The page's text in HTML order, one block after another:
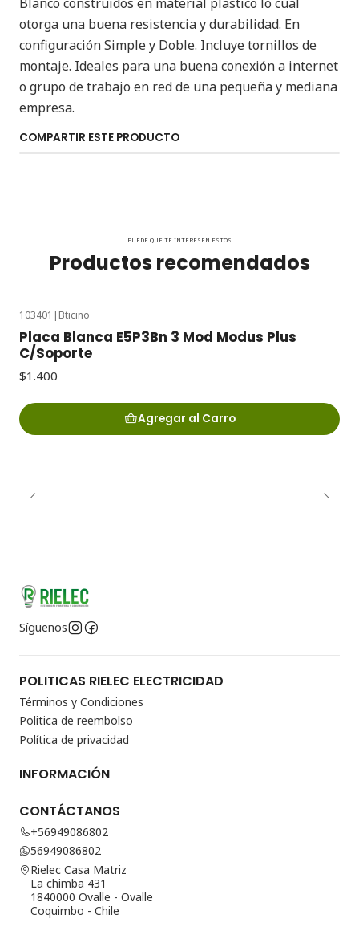
otorga una buena resistencia y durabilidad. En
configuración Simple y Doble. Incluye tornillos de
montaje. Ideales para una buena conexión a internet
o grupo de trabajo en red de una pequeña y mediana
empresa.
COMPARTIR ESTE PRODUCTO
PUEDE QUE TE INTERESEN ESTOS
Productos recomendados
103401 | Bticino
Placa Blanca E5P3Bn 3 Mod Modus Plus
C/Soporte
$1.400
Agregar al Carro
Síguenos
POLITICAS RIELEC ELECTRICIDAD
Términos y Condiciones
Politica de reembolso
Política de privacidad
INFORMACIÓN
CONTÁCTANOS
+56949086802
56949086802
Rielec Casa Matriz
La chimba 431
1840000 Ovalle - Ovalle
Coquimbo - Chile